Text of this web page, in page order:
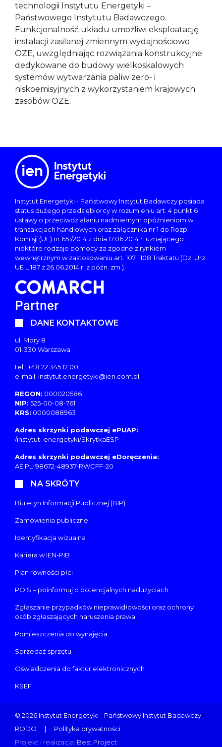
technologii Instytutu Energetyki –
Państwowego Instytutu Badawczego.
Funkcjonalność układu umożliwi eksploatację
instalacji zasilanej zmiennym wydajnościowo
OZE, uwzględniając rozwiązania konstrukcyjne
dedykowane do budowy wielkoskalowych
systemów wytwarzania paliw zero- i
niskoemisyjnych z wykorzystaniem krajowych
zasobów OZE.
Instytut Energetyki - Państwowy Instytut Badawczy posiada
status dużego przedsiębiorcy w rozumieniu art. 4 punkt 6
ustawy o przeciwdziałaniu nadmiernym opóźnieniom w
transakcjach handlowych oraz załącznika nr 1 do Rozp.
Komisji (UE) nr 651/2014 z dnia 17.06.2014 r. uznającego
niektóre rodzaje pomocy za zgodne z rynkiem
wewnętrznym w zastosowaniu art. 107 i 108 Traktatu (Dz. Urz.
UE L 187 z 26.06.2014 r. z późn. zm.).
DANE KONTAKTOWE
ul. Mory 8
01-330 Warszawa
tel.: +48 22 345 12 00
e-mail: instytut.energetyki@ien.com.pl
REGON: 000020586
NIP: 525-00-08-761
KRS: 0000088963
Adres skrzynki podawczej ePUAP:
/instytut_energetyki/SkrytkaESP
Adres skrzynki podawczej eDoręczenia:
AE:PL-98672-48937-RWCFF-20
NA SKRÓTY
Biuletyn Informacji Publicznej (BIP)
Zamówienia publiczne
Identyfikacja wizualna
Kariera w IEN-PIB
Plan równości płci
POIS – poinformuj o potencjalnych nadużyciach
Zgłaszanie przypadków nieprawidłowości oraz ochrony
osób zgłaszających naruszenia prawa
Pomieszczenia do wynajęcia
Sprzedaż sprzętu
Oświadczenia do faktur elektronicznych
KSEF
© 2026 Instytut Energetyki - Państwowy Instytut Badawczy
RODO
Polityka prywatności
Projekt i realizacja: Best Project